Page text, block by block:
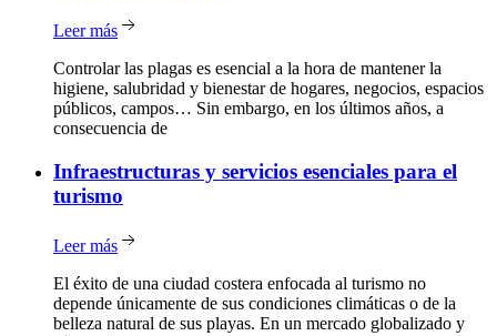
Leer más
Controlar las plagas es esencial a la hora de mantener la
higiene, salubridad y bienestar de hogares, negocios, espacios
públicos, campos… Sin embargo, en los últimos años, a
consecuencia de
Infraestructuras y servicios esenciales para el
turismo
Leer más
El éxito de una ciudad costera enfocada al turismo no
depende únicamente de sus condiciones climáticas o de la
belleza natural de sus playas. En un mercado globalizado y